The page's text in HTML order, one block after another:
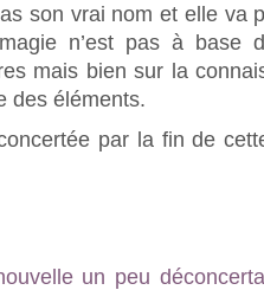
son vrai nom et elle va
n’est pas à base
mais bien sur la
des éléments.
par la fin de
un peu